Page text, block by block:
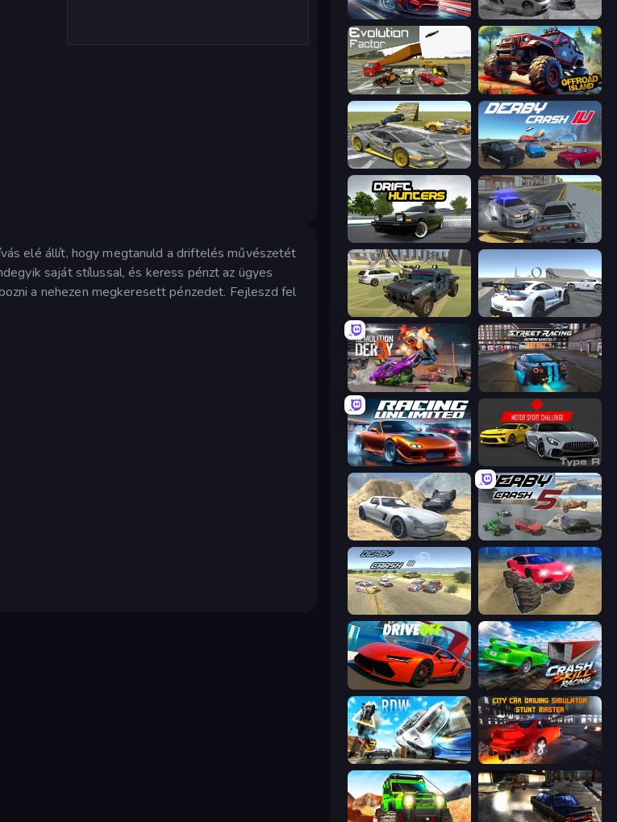
elé állít, hogy megtanuld a driftelés művészetét
saját stílussal, és keress pénzt az ügyes
a nehezen megkeresett pénzedet. Fejleszd fel
Xtreme DRIFT Racing Gearshift One
Evolution Factor Offroad Island
Wrong Way Derby Crash 4
Drift Hunters RCC City Racing
4x4 Offroader
Demolition Derby 3
Racing Unlimited Motor Sport Challenge Type R
Derby Crash 2 Derby Crash 5
Derby Crash 3
DriveOff Crash Skill Racing
Real Drift World